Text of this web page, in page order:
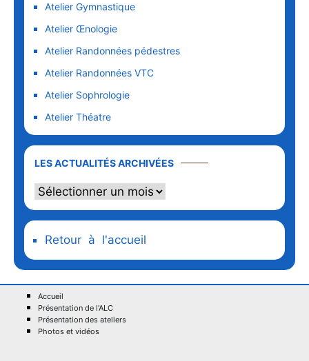
Atelier Gymnastique
Atelier Œnologie
Atelier Randonnées pédestres
Atelier Randonnées VTC
Atelier Sophrologie
Atelier Théatre
LES ACTUALITÉS ARCHIVÉESLes
Retour à l'accueil
Accueil
Présentation de l'ALC
Présentation des ateliers
Photos et vidéos